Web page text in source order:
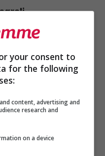
è meglio evitare?
your consent to
for the following
content, advertising and
research and
on a device